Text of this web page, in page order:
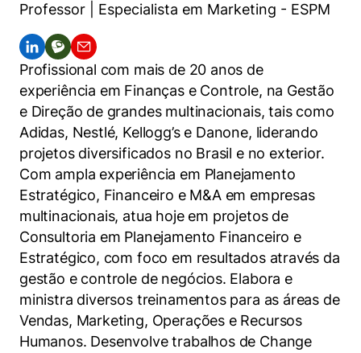
Todas as Engenharias
Engenharia de Computação
Engenharia de Produção
Engenharia Mecânica
Engenharia Mecatrônica
Direito
Economia
Finanças
Negócios
Resolução Eficaz de Problemas
Oportunidade de Negócios
Women in Action
Trabalhe conosco
Sala de Imprensa
Biblioteca Telles
Repositório Institucional
Pesquisa na Graduação
Seminários Acadêmicos
Comitê de Ética em Pesquisa
Notícias
Youtube
Instagram
Linkedin
Engenharia e Ciência da Computação
Direito
Busca por docentes
Áreas de Conhecimento
Prêmios de Excelência
Ensino e aprendizagem
Fale Conosco
Atendimento
Visite o Insper
Canal de Ética
Ouvidoria
Portal da Privacidade
Professor | Especialista em Marketing - ESPM
Profissional com mais de 20 anos de
experiência em Finanças e Controle, na Gestão
e Direção de grandes multinacionais, tais como
Adidas, Nestlé, Kellogg’s e Danone, liderando
projetos diversificados no Brasil e no exterior.
Com ampla experiência em Planejamento
Estratégico, Financeiro e M&A em empresas
multinacionais, atua hoje em projetos de
Consultoria em Planejamento Financeiro e
Estratégico, com foco em resultados através da
gestão e controle de negócios. Elabora e
ministra diversos treinamentos para as áreas de
Vendas, Marketing, Operações e Recursos
Humanos. Desenvolve trabalhos de Change